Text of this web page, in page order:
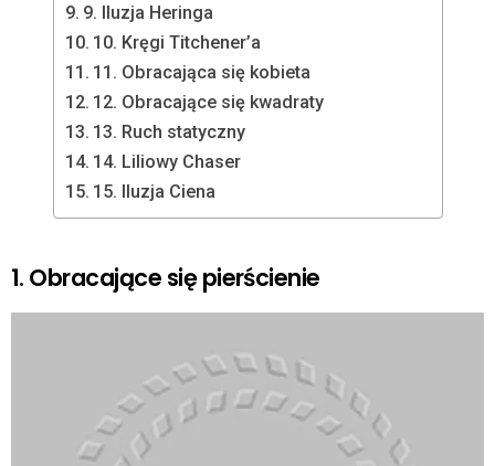
9. Iluzja Heringa
10. Kręgi Titchener’a
11. Obracająca się kobieta
12. Obracające się kwadraty
13. Ruch statyczny
14. Liliowy Chaser
15. Iluzja Ciena
1. Obracające się pierścienie